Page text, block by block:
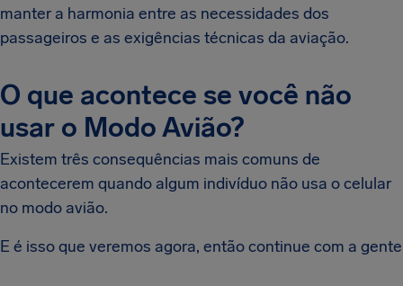
manter a harmonia entre as necessidades dos
passageiros e as exigências técnicas da aviação.
O que acontece se você não
usar o Modo Avião?
Existem três consequências mais comuns de
acontecerem quando algum indivíduo não usa o celular
no modo avião.
E é isso que veremos agora, então continue com a gente